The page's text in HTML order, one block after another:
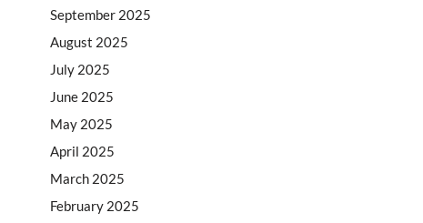
September 2025
August 2025
July 2025
June 2025
May 2025
April 2025
March 2025
February 2025